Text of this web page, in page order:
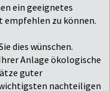
ein geeignetes
empfehlen zu können.
dies wünschen.
Anlage ökologische
guter
nachteiligen